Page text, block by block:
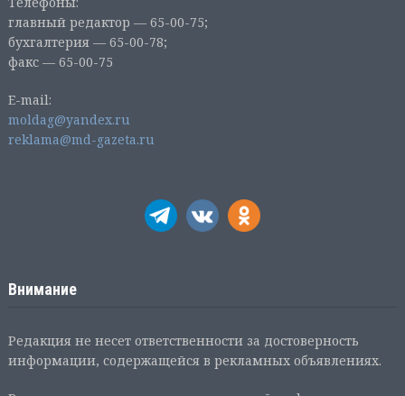
главный редактор — 65-00-75;
бухгалтерия — 65-00-78;
факс — 65-00-75
E-mail:
moldag@yandex.ru
reklama@md-gazeta.ru
Внимание
Редакция не несет ответственности за достоверность
информации, содержащейся в рекламных объявлениях.